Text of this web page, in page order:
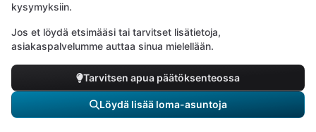
kysymyksiin.
Jos et löydä etsimääsi tai tarvitset lisätietoja,
asiakaspalvelumme auttaa sinua mielellään.
Tarvitsen apua päätöksenteossa
Löydä lisää loma-asuntoja